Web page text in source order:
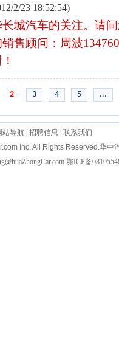
2/23 18:52:54)
城汽车的关注。请
售顾问：周波
2 3 4 5 ...
站导航 招聘信息
联系我们
Inc. All Rights Reserved.华中
鄂ICP备